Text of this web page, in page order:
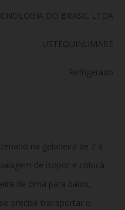
DO BRASIL LTDA
USTEQUINUMABE
Refrigerado
na geladeira de 2 a
de isopor e colocá-
de cima para baixo,
precise transportar o